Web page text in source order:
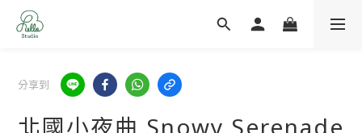
分享到
北國小夜曲 Snowy Serenade